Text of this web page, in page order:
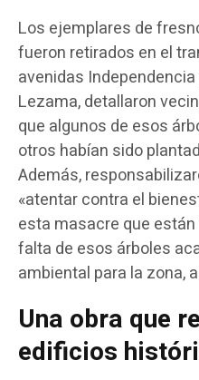
Los ejemplares de
fueron retirados en el
avenidas
Lezama, detallaron
que algunos de esos
otros habían sido
Además,
«atentar contra el
esta masacre que están
falta de esos árboles
ambiental para la zona,
Una obra que
edificios